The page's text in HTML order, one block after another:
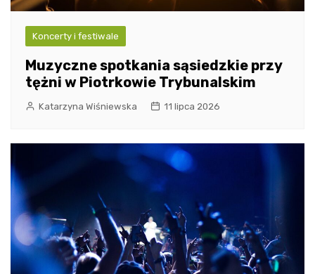
Koncerty i festiwale
Muzyczne spotkania sąsiedzkie przy
tężni w Piotrkowie Trybunalskim
Katarzyna Wiśniewska 11 lipca 2026